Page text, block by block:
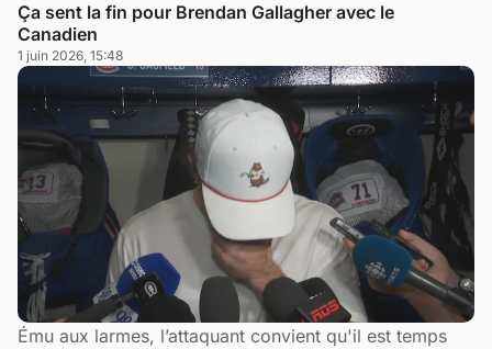
Ça sent la fin pour Brendan Gallagher avec le
Canadien
1 juin 2026, 15:48
Ému aux larmes, l’attaquant convient qu'il est temps